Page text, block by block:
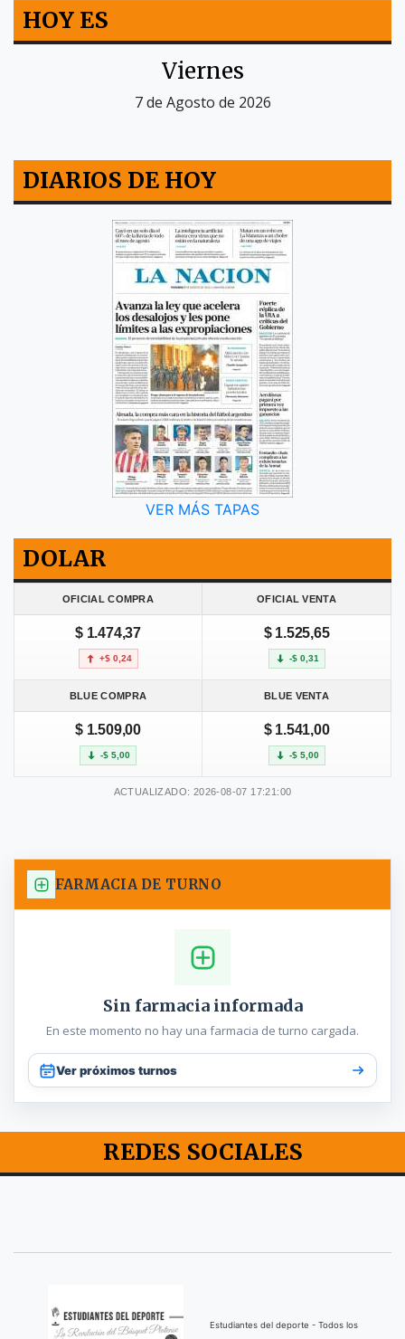
HOY ES
Viernes
7 de Agosto de 2026
DIARIOS DE HOY
VER MÁS TAPAS
DOLAR
OFICIAL COMPRA OFICIAL VENTA
$ 1.474,37
+$ 0,24
$ 1.525,65
-$ 0,31
BLUE COMPRA BLUE VENTA
$ 1.509,00
-$ 5,00
$ 1.541,00
-$ 5,00
ACTUALIZADO: 2026-08-07 17:21:00
FARMACIA DE TURNO
Sin farmacia informada
En este momento no hay una farmacia de turno cargada.
Ver próximos turnos
REDES SOCIALES
Estudiantes del deporte - Todos los